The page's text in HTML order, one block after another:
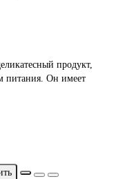
продукт,
питания. Он имеет